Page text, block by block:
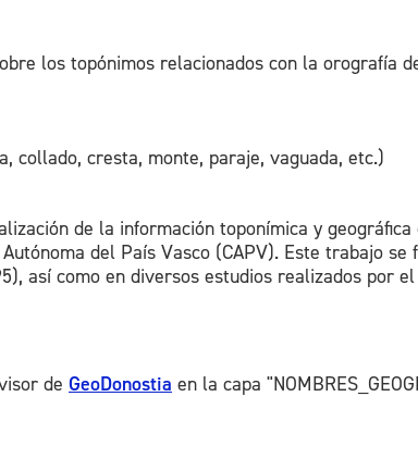
los topónimos relacionados con la orografía
collado, cresta, monte, paraje, vaguada, etc.)
de la información toponímica y
del País Vasco (CAPV). Este trabajo
así como en diversos estudios realizados por
de GeoDonostia en la capa